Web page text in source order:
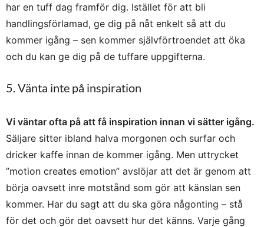
har en tuff dag framför dig. Istället för att bli
handlingsförlamad, ge dig på nåt enkelt så att du
kommer igång – sen kommer självförtroendet att öka
och du kan ge dig på de tuffare uppgifterna.
5. Vänta inte på inspiration
Vi väntar ofta på att få inspiration innan vi sätter igång.
Säljare sitter ibland halva morgonen och surfar och
dricker kaffe innan de kommer igång. Men uttrycket
”motion creates emotion” avslöjar att det är genom att
börja oavsett inre motstånd som gör att känslan sen
kommer. Har du sagt att du ska göra någonting – stå
för det och gör det oavsett hur det känns. Varje gång